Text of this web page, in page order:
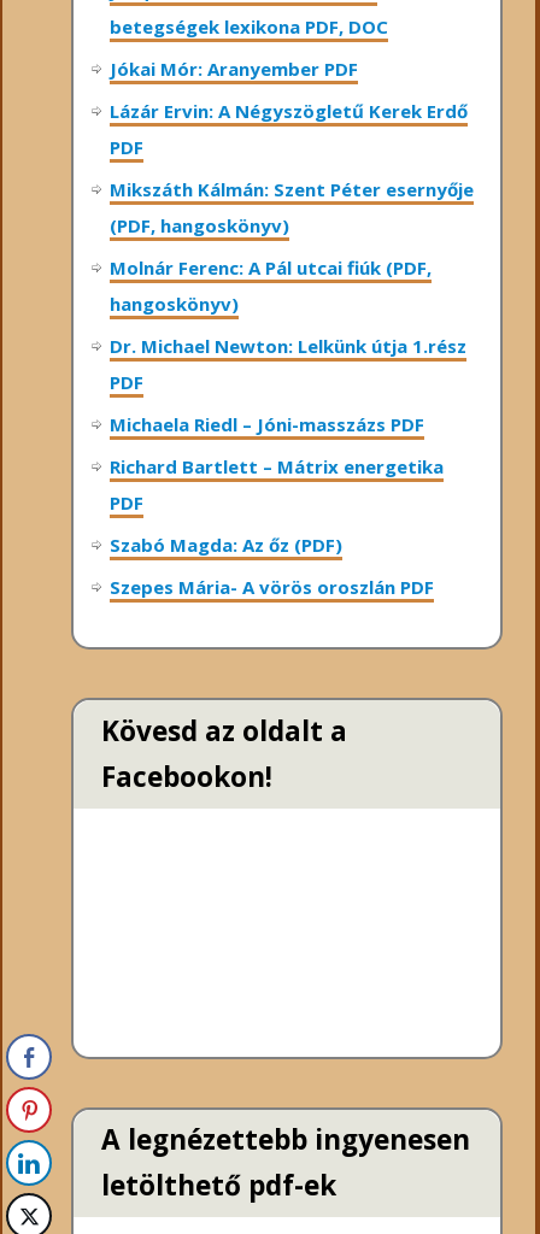
betegségek lexikona PDF, DOC
Jókai Mór: Aranyember PDF
Lázár Ervin: A Négyszögletű Kerek Erdő
PDF
Mikszáth Kálmán: Szent Péter esernyője
(PDF, hangoskönyv)
Molnár Ferenc: A Pál utcai fiúk (PDF,
hangoskönyv)
Dr. Michael Newton: Lelkünk útja 1.rész
PDF
Michaela Riedl – Jóni-masszázs PDF
Richard Bartlett – Mátrix energetika
PDF
Szabó Magda: Az őz (PDF)
Szepes Mária- A vörös oroszlán PDF
Kövesd az oldalt a
Facebookon!
A legnézettebb ingyenesen
letölthető pdf-ek